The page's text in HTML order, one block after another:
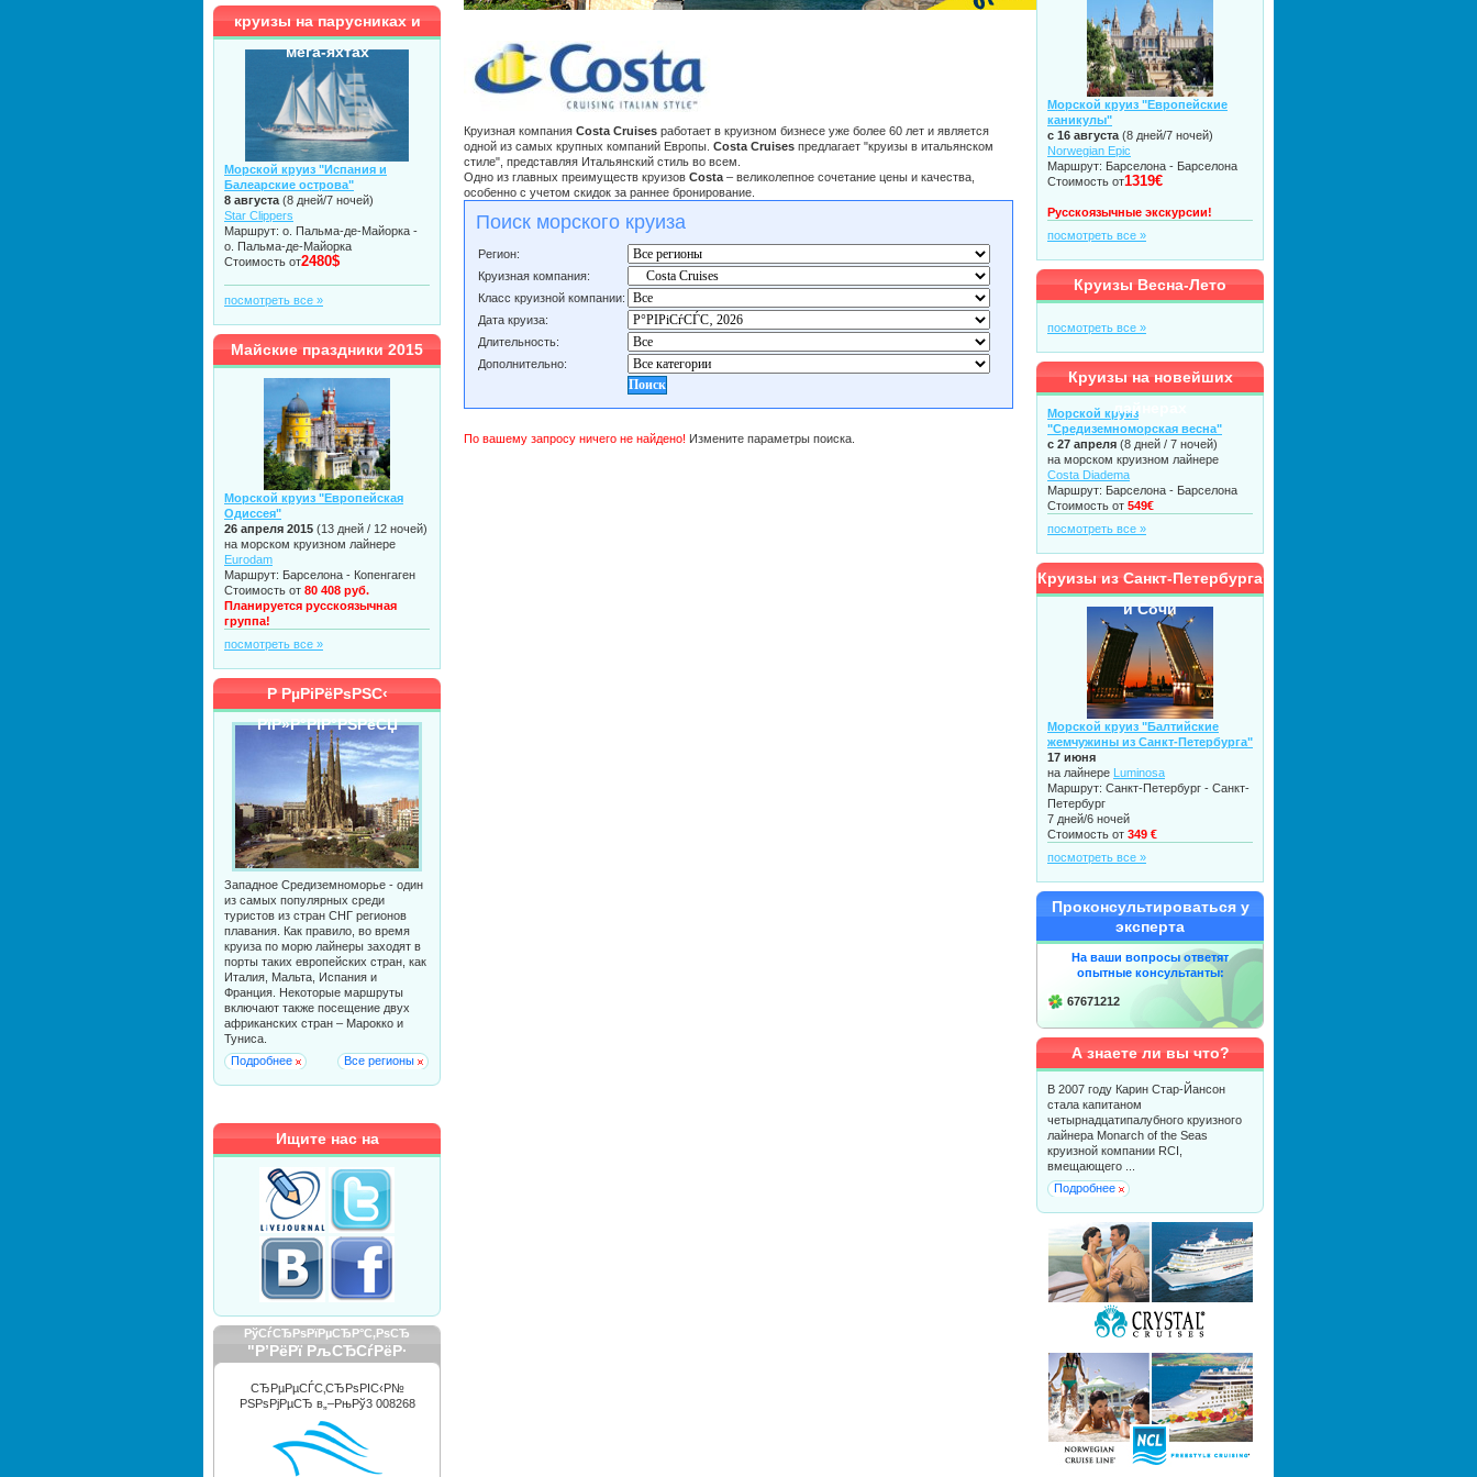
Круизная компания Costa Cruises работает в круизном бизнесе уже более 60 лет и является
одной из самых крупных компаний Европы. Costa Cruises предлагает "круизы в итальянском
стиле", представляя Итальянский стиль во всем.
Одно из главных преимуществ круизов Costa – великолепное сочетание цены и качества,
особенно с учетом скидок за раннее бронирование.
Поиск морского круиза
Регион:
Круизная компания:
Класс круизной компании:
Дата круиза:
Длительность:
Дополнительно:
По вашему запросу ничего не найдено! Измените параметры поиска.
круизы на парусниках и
мега-яхтах
Морской круиз "Испания и
Балеарские острова"
8 августа (8 дней/7 ночей)
Star Clippers
Маршрут: о. Пальма-де-Майорка -
о. Пальма-де-Майорка
Стоимость от2480$
посмотреть все »
Майские праздники 2015
Морской круиз "Европейская
Одиссея"
26 апреля 2015 (13 дней / 12 ночей)
на морском круизном лайнере
Eurodam
Маршрут: Барселона - Копенгаген
Стоимость от 80 408 руб.
Планируется русскоязычная
группа!
посмотреть все »
Р РµРіРёРѕРЅС‹
РїР»Р°РІР°РЅРёСЏ
Западное Средиземноморье - один
из самых популярных среди
туристов из стран СНГ регионов
плавания. Как правило, во время
круиза по морю лайнеры заходят в
порты таких европейских стран, как
Италия, Мальта, Испания и
Франция. Некоторые маршруты
включают также посещение двух
африканских стран – Марокко и
Туниса.
Подробнее
Все регионы
Ищите нас на
СЂРµРµСЃС‚СЂРѕРІС‹Р№
РЅРѕРјРµСЂ в„–РњРў3 008268
РўСѓСЂРѕРїРµСЂР°С‚РѕСЂ
"Р’РёРї РљСЂСѓРёР·
Морской круиз "Европейские
каникулы"
с 16 августа (8 дней/7 ночей)
Norwegian Epic
Маршрут: Барселона - Барселона
Стоимость от1319€
Русскоязычные экскурсии!
посмотреть все »
Круизы Весна-Лето
посмотреть все »
Круизы на новейших
лайнерах
Морской круиз
"Средиземноморская весна"
с 27 апреля (8 дней / 7 ночей)
на морском круизном лайнере
Costa Diadema
Маршрут: Барселона - Барселона
Стоимость от 549€
посмотреть все »
Круизы из Санкт-Петербурга
и Сочи
Морской круиз "Балтийские
жемчужины из Санкт-Петербурга"
17 июня
на лайнере Luminosa
Маршрут: Санкт-Петербург - Санкт-
Петербург
7 дней/6 ночей
Стоимость от 349 €
посмотреть все »
Проконсультироваться у
эксперта
На ваши вопросы ответят
опытные консультанты:
67671212
А знаете ли вы что?
В 2007 году Карин Стар-Йансон
стала капитаном
четырнадцатипалубного круизного
лайнера Monarch of the Seas
круизной компании RCI,
вмещающего ...
Подробнее